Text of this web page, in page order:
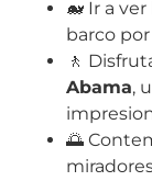
🐋 Ir a
barco
🚶
Abama,
🌅